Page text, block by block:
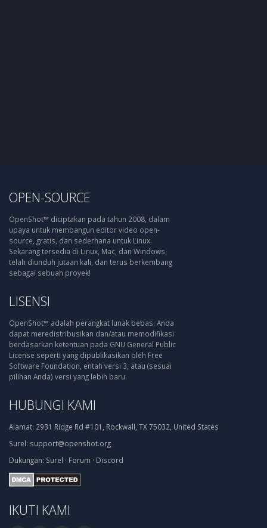
OPEN-SOURCE
OpenShot™ diciptakan pada tahun 2008, dalam
upaya untuk membangun editor video open-
source, gratis, dan sederhana untuk Linux.
Sekarang tersedia di Linux, Mac, dan Windows,
telah diunduh jutaan kali, dan terus berkembang
sebagai sebuah proyek!
LISENSI
OpenShot™ adalah perangkat lunak bebas: Anda
dapat meredistribusikan dan/atau memodifikasi
berdasarkan ketentuan pada GNU General Public
License seperti yang dipublikasikan oleh Free
Software Foundation, entah versi 3, atau (sesuai
pilihan Anda) versi yang lebih baru.
HUBUNGI KAMI
Alamat: 2931 Ridge Rd #101, Rockwall, TX 75032, United States
Surel: support@openshot.org
Dukungan: Surel · Forum · Discord
IKUTI KAMI